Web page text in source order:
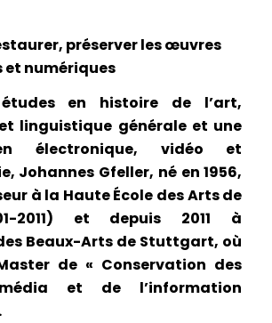
préserver les œuvres
numériques
en histoire de l’art,
linguistique générale et une
électronique, vidéo et
Johannes Gfeller, né en 1956,
à la Haute École des Arts de
2011) et depuis 2011 à
Beaux-Arts de Stuttgart, où
de « Conservation des
et de l’information